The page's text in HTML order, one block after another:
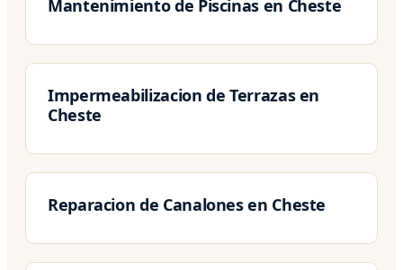
Mantenimiento de Piscinas en Cheste
Impermeabilizacion de Terrazas en
Cheste
Reparacion de Canalones en Cheste